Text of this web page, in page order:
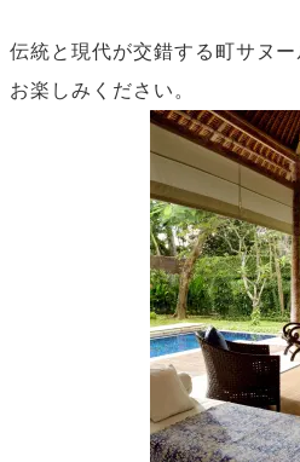
伝統と現代が交錯する町サヌ
お楽しみください。